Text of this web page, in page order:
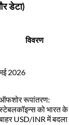
डेटा)
विवरण
2026
रूपांतरण:
को भारत के
USD/INR में बदला